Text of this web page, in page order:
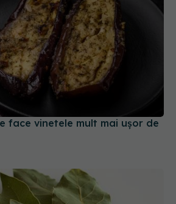
face vinetele mult mai ușor de